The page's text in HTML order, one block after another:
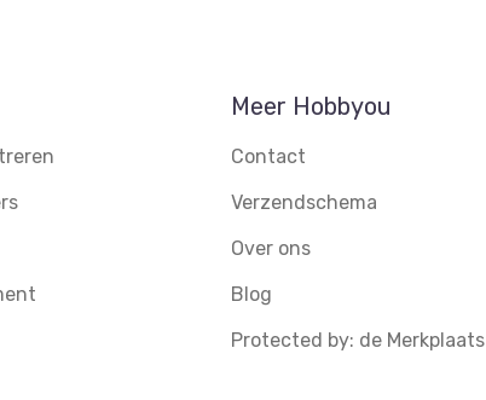
Meer Hobbyou
Contact
Verzendschema
Over ons
Blog
Protected by: de Merkplaats